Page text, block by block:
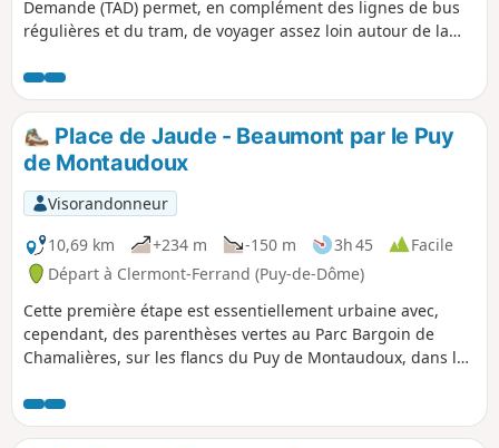
Demande (TAD) permet, en complément des lignes de bus
régulières et du tram, de voyager assez loin autour de la
étape commence au niveau d'un arrêt de bus ou de TAD, et
se termine de même. Entre les deux, les itinéraires
permettent de découvrir des villages de la ceintures verte
de la métropole et du pied du Puy de Dôme : le patrimoine
bâti de leurs vieux bourgs vignerons ou montagnards, de
leurs stations thermales, leurs environnements naturels et
quelques curiosités géologiques. Les premières étapes
suivent le cours de l'Artière, et les dernières le cours de la
Tiretaine, deux jolies petites rivières, affluentes de l'Allier,
qui naissent aux pieds des puys.Voir "Infos pratiques" pour
une variante en 4 étapes avec hébergement
Place de Jaude - Beaumont par le Puy
de Montaudoux
Visorandonneur
10,69 km
+234 m -150 m 3h 45
Facile
Départ à Clermont-Ferrand (Puy-de-Dôme)
Cette première étape est essentiellement urbaine avec,
cependant, des parenthèses vertes au Parc Bargoin de
Chamalières, sur les flancs du Puy de Montaudoux, dans la
traversés le long de l'Artière.